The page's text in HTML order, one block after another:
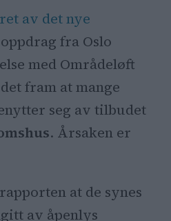
av det nye
fra Oslo
med Områdeløft
fram at mange
seg av tilbudet
. Årsaken er
at de synes
av åpenlys